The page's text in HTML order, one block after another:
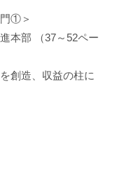
①＞
本部 （37～52ペー
創造、収益の柱に